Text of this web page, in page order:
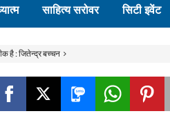
साहित्य सरोवर सिटी इवेंट
है : जितेन्द्र बच्चन